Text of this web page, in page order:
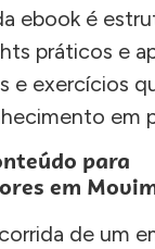
ebook é
práticos e
e exercícios
em
para
em
de um